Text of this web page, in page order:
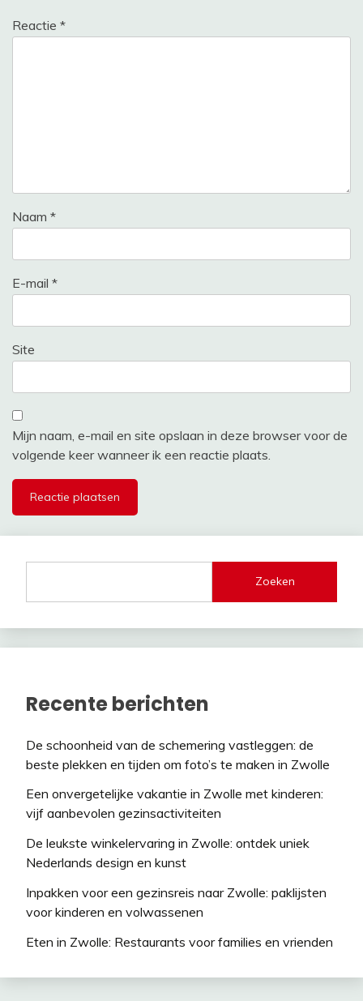
Reactie *
Naam *
E-mail *
Site
Mijn naam, e-mail en site opslaan in deze browser voor de
volgende keer wanneer ik een reactie plaats.
Zoeken
Recente berichten
De schoonheid van de schemering vastleggen: de
beste plekken en tijden om foto’s te maken in Zwolle
Een onvergetelijke vakantie in Zwolle met kinderen:
vijf aanbevolen gezinsactiviteiten
De leukste winkelervaring in Zwolle: ontdek uniek
Nederlands design en kunst
Inpakken voor een gezinsreis naar Zwolle: paklijsten
voor kinderen en volwassenen
Eten in Zwolle: Restaurants voor families en vrienden